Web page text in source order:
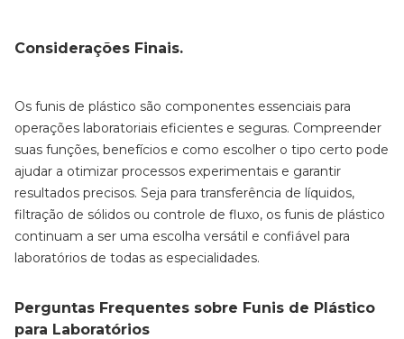
Considerações Finais.
Os funis de plástico são componentes essenciais para
operações laboratoriais eficientes e seguras. Compreender
suas funções, benefícios e como escolher o tipo certo pode
ajudar a otimizar processos experimentais e garantir
resultados precisos. Seja para transferência de líquidos,
filtração de sólidos ou controle de fluxo, os funis de plástico
continuam a ser uma escolha versátil e confiável para
laboratórios de todas as especialidades.
Perguntas Frequentes sobre Funis de Plástico
para Laboratórios